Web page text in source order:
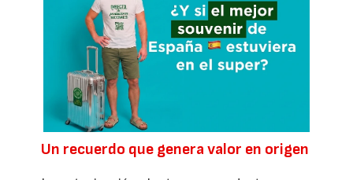
Un recuerdo que genera valor en origen